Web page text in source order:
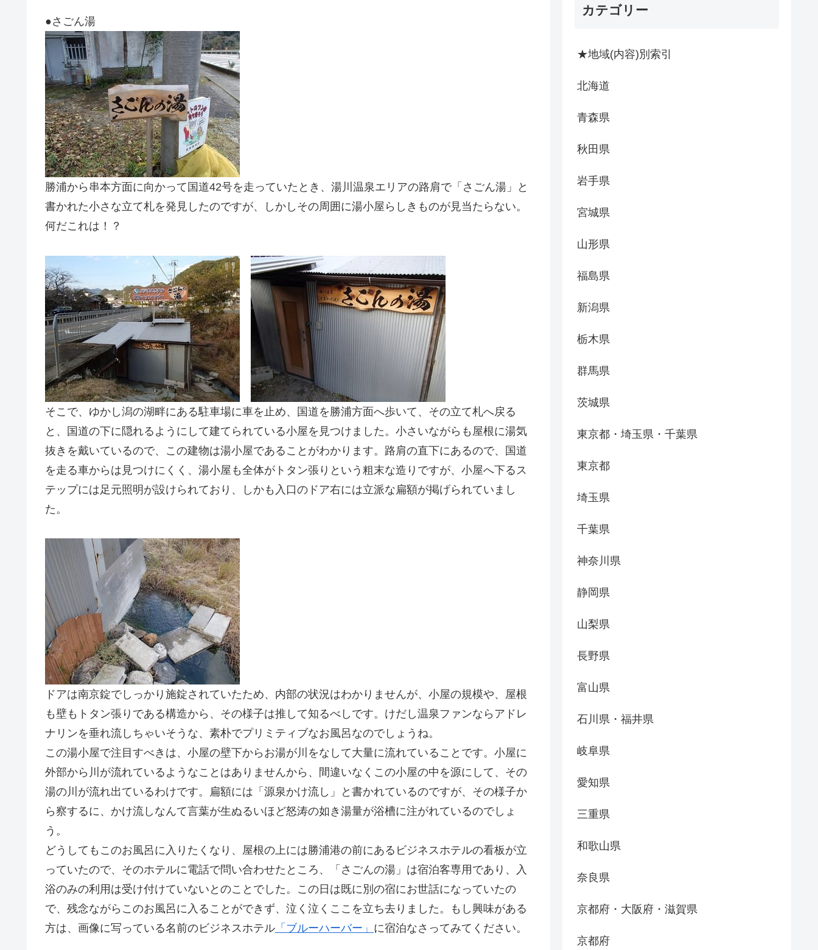
●さごん湯
勝浦から串本方面に向かって国道42号を走っていたとき、湯川温泉エリアの路肩で「さごん湯」と
書かれた小さな立て札を発見したのですが、しかしその周囲に湯小屋らしきものが見当たらない。
何だこれは！？
そこで、ゆかし潟の湖畔にある駐車場に車を止め、国道を勝浦方面へ歩いて、その立て札へ戻る
と、国道の下に隠れるようにして建てられている小屋を見つけました。小さいながらも屋根に湯気
抜きを戴いているので、この建物は湯小屋であることがわかります。路肩の直下にあるので、国道
を走る車からは見つけにくく、湯小屋も全体がトタン張りという粗末な造りですが、小屋へ下るス
テップには足元照明が設けられており、しかも入口のドア右には立派な扁額が掲げられていまし
た。
ドアは南京錠でしっかり施錠されていたため、内部の状況はわかりませんが、小屋の規模や、屋根
も壁もトタン張りである構造から、その様子は推して知るべしです。けだし温泉ファンならアドレ
ナリンを垂れ流しちゃいそうな、素朴でプリミティブなお風呂なのでしょうね。
この湯小屋で注目すべきは、小屋の壁下からお湯が川をなして大量に流れていることです。小屋に
外部から川が流れているようなことはありませんから、間違いなくこの小屋の中を源にして、その
湯の川が流れ出ているわけです。扁額には「源泉かけ流し」と書かれているのですが、その様子か
ら察するに、かけ流しなんて言葉が生ぬるいほど怒涛の如き湯量が浴槽に注がれているのでしょ
う。
どうしてもこのお風呂に入りたくなり、屋根の上には勝浦港の前にあるビジネスホテルの看板が立
っていたので、そのホテルに電話で問い合わせたところ、「さごんの湯」は宿泊客専用であり、入
浴のみの利用は受け付けていないとのことでした。この日は既に別の宿にお世話になっていたの
で、残念ながらこのお風呂に入ることができず、泣く泣くここを立ち去りました。もし興味がある
方は、画像に写っている名前のビジネスホテル 「ブルーハーバー」 に宿泊なさってみてください。
カテゴリー
★地域(内容)別索引
北海道
青森県
秋田県
岩手県
宮城県
山形県
福島県
新潟県
栃木県
群馬県
茨城県
東京都・埼玉県・千葉県
東京都
埼玉県
千葉県
神奈川県
静岡県
山梨県
長野県
富山県
石川県・福井県
岐阜県
愛知県
三重県
和歌山県
奈良県
京都府・大阪府・滋賀県
京都府